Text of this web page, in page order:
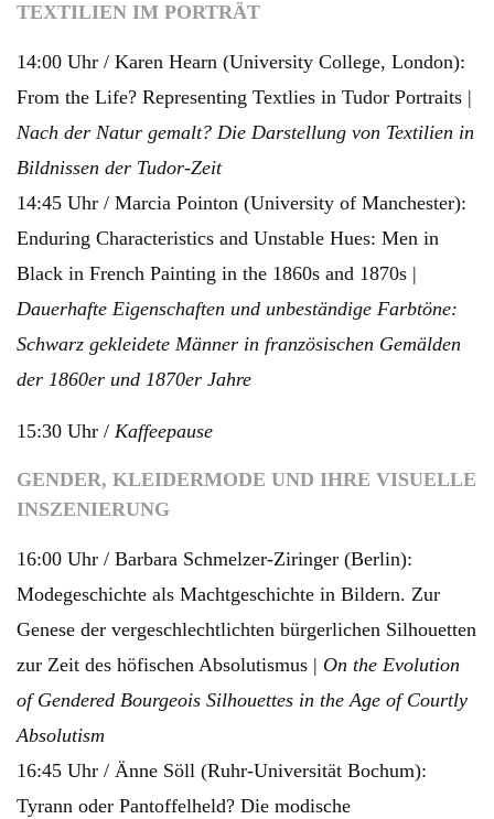
TEXTILIEN IM PORTRÄT
14:00 Uhr / Karen Hearn (University College, London):
From the Life? Representing Textlies in Tudor Portraits |
Nach der Natur gemalt? Die Darstellung von Textilien in
Bildnissen der Tudor-Zeit
14:45 Uhr / Marcia Pointon (University of Manchester):
Enduring Characteristics and Unstable Hues: Men in
Black in French Painting in the 1860s and 1870s |
Dauerhafte Eigenschaften und unbeständige Farbtöne:
Schwarz gekleidete Männer in französischen Gemälden
der 1860er und 1870er Jahre
15:30 Uhr / Kaffeepause
GENDER, KLEIDERMODE UND IHRE VISUELLE
INSZENIERUNG
16:00 Uhr / Barbara Schmelzer-Ziringer (Berlin):
Modegeschichte als Machtgeschichte in Bildern. Zur
Genese der vergeschlechtlichten bürgerlichen Silhouetten
zur Zeit des höfischen Absolutismus | On the Evolution
of Gendered Bourgeois Silhouettes in the Age of Courtly
Absolutism
16:45 Uhr / Änne Söll (Ruhr-Universität Bochum):
Tyrann oder Pantoffelheld? Die modische